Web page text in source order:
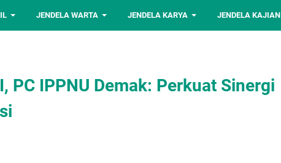
JENDELA WARTA JENDELA KARYA JENDELA KAJIAN
PC IPPNU Demak: Perkuat Sinergi